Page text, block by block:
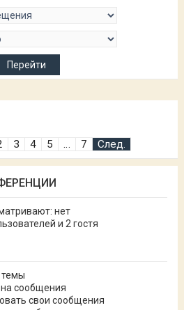
3 4 5 … 7 След.
нет
и 2 гостя
темы
сообщения
свои сообщения